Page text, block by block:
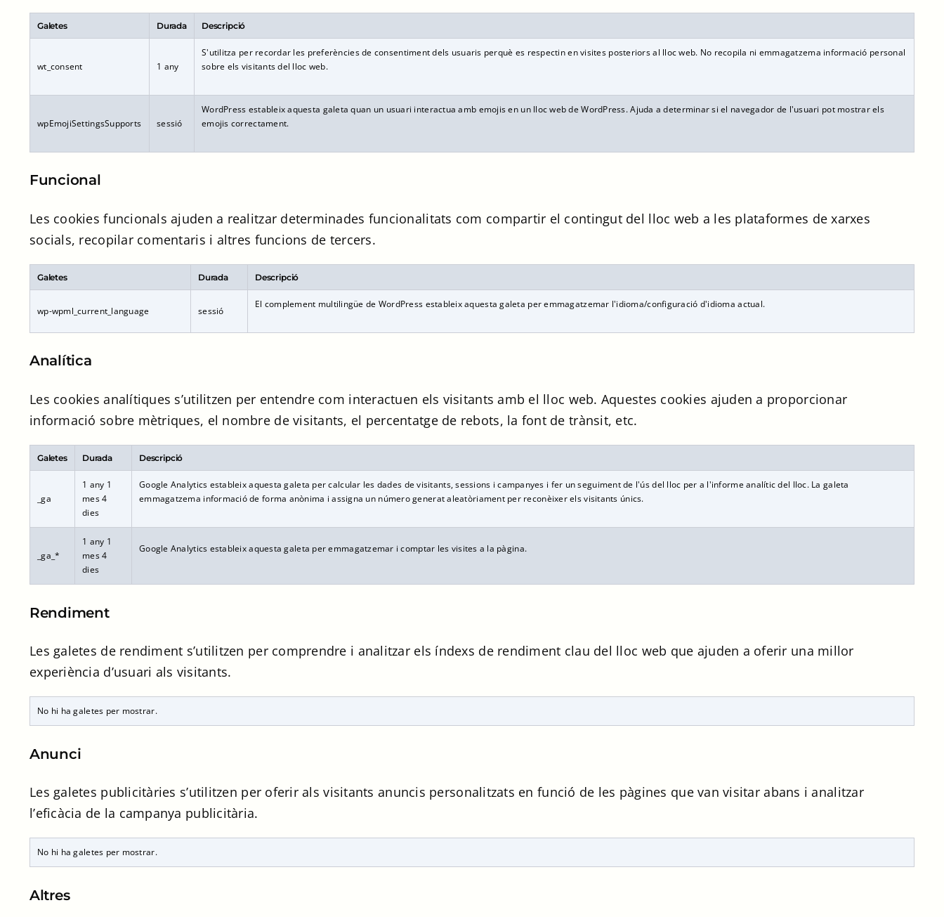
Galetes Durada Descripció
wt_consent 1 any
S'utilitza per recordar les preferències de consentiment dels usuaris perquè es respectin en visites posteriors al lloc web. No recopila ni emmagatzema informació personal
sobre els visitants del lloc web.
wpEmojiSettingsSupports sessió
WordPress estableix aquesta galeta quan un usuari interactua amb emojis en un lloc web de WordPress. Ajuda a determinar si el navegador de l'usuari pot mostrar els
emojis correctament.
Funcional
Les cookies funcionals ajuden a realitzar determinades funcionalitats com compartir el contingut del lloc web a les plataformes de xarxes
socials, recopilar comentaris i altres funcions de tercers.
Galetes Durada Descripció
wp-wpml_current_language sessió
El complement multilingüe de WordPress estableix aquesta galeta per emmagatzemar l'idioma/configuració d'idioma actual.
Analítica
Les cookies analítiques s’utilitzen per entendre com interactuen els visitants amb el lloc web. Aquestes cookies ajuden a proporcionar
informació sobre mètriques, el nombre de visitants, el percentatge de rebots, la font de trànsit, etc.
Galetes Durada Descripció
_ga
1 any 1
mes 4
dies
Google Analytics estableix aquesta galeta per calcular les dades de visitants, sessions i campanyes i fer un seguiment de l'ús del lloc per a l'informe analític del lloc. La galeta
emmagatzema informació de forma anònima i assigna un número generat aleatòriament per reconèixer els visitants únics.
_ga_*
1 any 1
mes 4
dies
Google Analytics estableix aquesta galeta per emmagatzemar i comptar les visites a la pàgina.
Rendiment
Les galetes de rendiment s’utilitzen per comprendre i analitzar els índexs de rendiment clau del lloc web que ajuden a oferir una millor
experiència d’usuari als visitants.
No hi ha galetes per mostrar.
Anunci
Les galetes publicitàries s’utilitzen per oferir als visitants anuncis personalitzats en funció de les pàgines que van visitar abans i analitzar
l’eficàcia de la campanya publicitària.
No hi ha galetes per mostrar.
Altres